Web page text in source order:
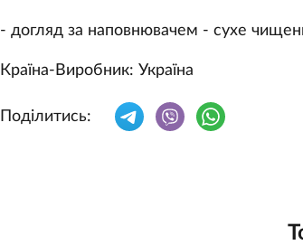
- догляд за наповнювачем - сухе
Країна-Виробник: Україна
Поділитись: